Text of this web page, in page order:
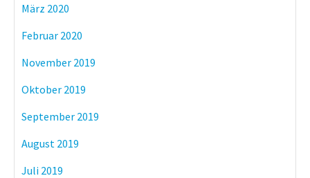
März 2020
Februar 2020
November 2019
Oktober 2019
September 2019
August 2019
Juli 2019